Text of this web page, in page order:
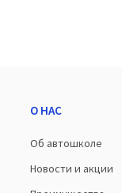
О НАС
Об автошколе
Новости и акции